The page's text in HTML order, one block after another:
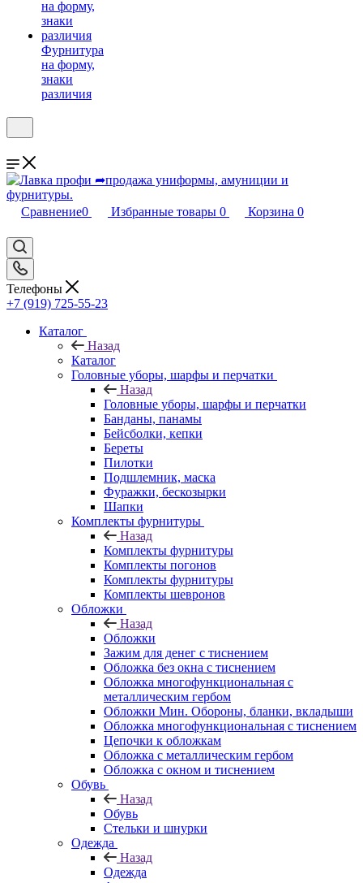
Фурнитура
на форму,
знаки
различия
Сравнение0 Избранные товары 0 Корзина 0
Телефоны
+7 (919) 725-55-23
Каталог
Назад
Каталог
Головные уборы, шарфы и перчатки
Назад
Головные уборы, шарфы и перчатки
Банданы, панамы
Бейсболки, кепки
Береты
Пилотки
Подшлемник, маска
Фуражки, бескозырки
Шапки
Комплекты фурнитуры
Назад
Комплекты фурнитуры
Комплекты погонов
Комплекты фурнитуры
Комплекты шевронов
Обложки
Назад
Обложки
Зажим для денег с тиснением
Обложка без окна с тиснением
Обложка многофункциональная с
металлическим гербом
Обложки Мин. Обороны, бланки, вкладыши
Обложка многофункциональная с тиснением
Цепочки к обложкам
Обложка с металлическим гербом
Обложка с окном и тиснением
Обувь
Назад
Обувь
Стельки и шнурки
Одежда
Назад
Одежда